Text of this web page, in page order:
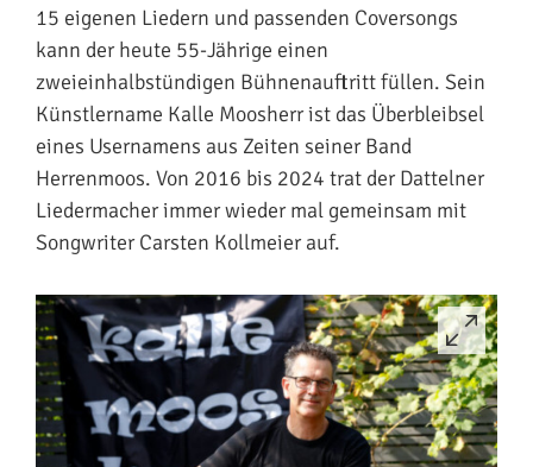
15 eigenen Liedern und passenden Coversongs
kann der heute 55-Jährige einen
zweieinhalbstündigen Bühnenauftritt füllen. Sein
Künstlername Kalle Moosherr ist das Überbleibsel
eines Usernamens aus Zeiten seiner Band
Herrenmoos. Von 2016 bis 2024 trat der Dattelner
Liedermacher immer wieder mal gemeinsam mit
Songwriter Carsten Kollmeier auf.